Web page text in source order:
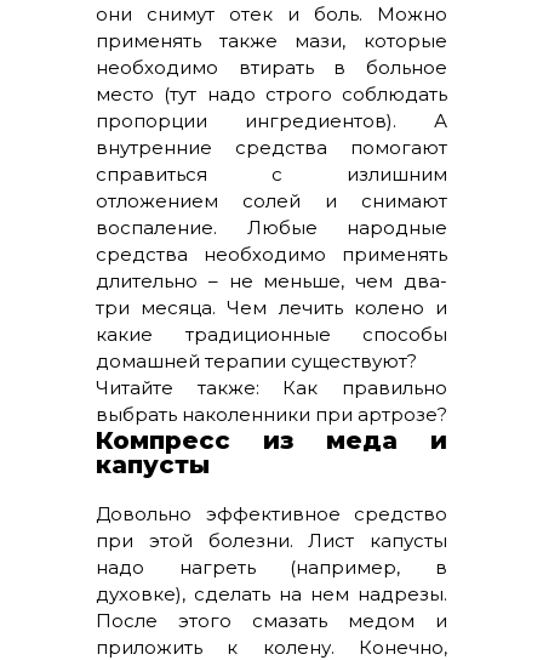
они снимут отек и боль. Можно
применять также мази, которые
необходимо втирать в больное
место (тут надо строго соблюдать
пропорции ингредиентов). А
внутренние средства помогают
справиться с излишним
отложением солей и снимают
воспаление. Любые народные
средства необходимо применять
длительно – не меньше, чем два-
три месяца. Чем лечить колено и
какие традиционные способы
домашней терапии существуют?
Читайте также: Как правильно
выбрать наколенники при артрозе?
Компресс из меда и
капусты
Довольно эффективное средство
при этой болезни. Лист капусты
надо нагреть (например, в
духовке), сделать на нем надрезы.
После этого смазать медом и
приложить к колену. Конечно,